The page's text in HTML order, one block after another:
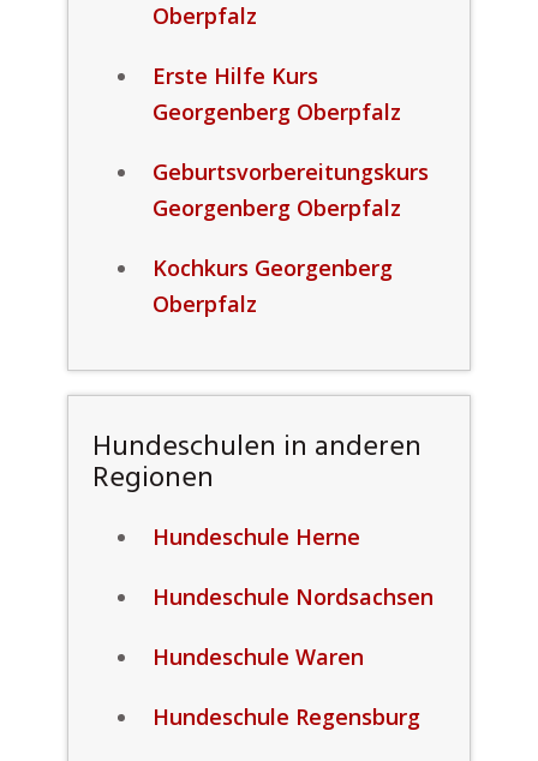
Oberpfalz
Erste Hilfe Kurs
Georgenberg Oberpfalz
Geburtsvorbereitungskurs
Georgenberg Oberpfalz
Kochkurs Georgenberg
Oberpfalz
Hundeschulen in anderen
Regionen
Hundeschule Herne
Hundeschule Nordsachsen
Hundeschule Waren
Hundeschule Regensburg